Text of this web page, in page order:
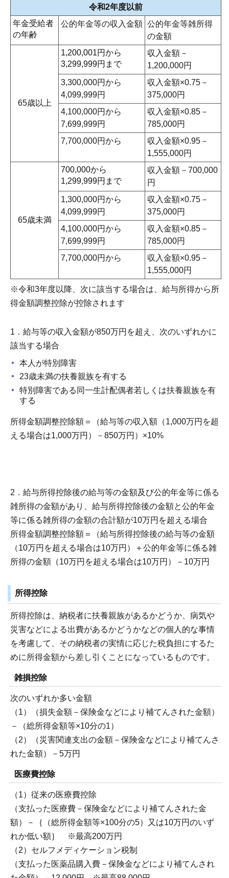
令和2年度以前
年金受給者
の年齢
公的年金等の収入金額 公的年金等雑所得
の金額
65歳以上
1,200,001円から
3,299,999円まで
収入金額－
1,200,000円
3,300,000円から
4,099,999円
収入金額×0.75－
375,000円
4,100,000円から
7,699,999円
収入金額×0.85－
785,000円
7,700,000円から
収入金額×0.95－
1,555,000円
65歳未満
700,000から
1,299,999円まで
収入金額－700,000
円
1,300,000円から
4,099,999円
収入金額×0.75－
375,000円
4,100,000円から
7,699,999円
収入金額×0.85－
785,000円
7,700,000円から
収入金額×0.95－
1,555,000円
※令和3年度以降、次に該当する場合は、給与所得から所
得金額調整控除が控除されます
1．給与等の収入金額が850万円を超え、次のいずれかに
該当する場合
本人が特別障害
23歳未満の扶養親族を有する
特別障害である同一生計配偶者若しくは扶養親族を有
する
所得金額調整控除額＝（給与等の収入額（1,000万円を超
える場合は1,000万円）－850万円）×10%
2．給与所得控除後の給与等の金額及び公的年金等に係る
雑所得の金額があり、給与所得控除後の金額と公的年金
等に係る雑所得の金額の合計額が10万円を超える場合
所得金額調整控除額＝（給与所得控除後の給与等の金額
（10万円を超える場合は10万円）＋公的年金等に係る雑
所得の金額（10万円を超える場合は10万円）－10万円
所得控除
所得控除は、納税者に扶養親族があるかどうか、病気や
災害などによる出費があるかどうかなどの個人的な事情
を考慮して、その納税者の実情に応じた税負担にするた
めに所得金額から差し引くことになっているものです。
雑損控除
次のいずれか多い金額
（1）（損失金額－保険金などにより補てんされた金額）
－（総所得金額等×10分の1）
（2）（災害関連支出の金額－保険金などにより補てんさ
れた金額）－5万円
医療費控除
（1）従来の医療費控除
（支払った医療費－保険金などにより補てんされた金
額）－｛（総所得金額等×100分の5）又は10万円のいず
れか低い額｝ ※最高200万円
（2）セルフメディケーション税制
（支払った医薬品購入費－保険金などにより補てんされ